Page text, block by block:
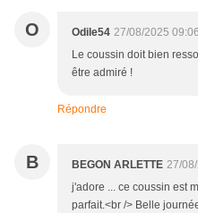
O Odile54 27/08/2025 09:06
Le coussin doit bien
être admiré !
Répondre
B BEGON ARLETTE 27/
j'adore ... ce coussin est
parfait.<br /> Belle